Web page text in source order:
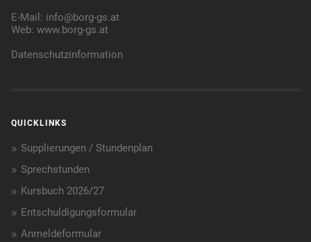
E-Mail: info@borg-gs.at
Web:www.borg-gs.at
Datenschutzinformation
QUICKLINKS
Supplierungen / Stundenplan
Sprechstunden
Kursbuch 2026/27
Entschuldigungsformular
Anmeldeformular